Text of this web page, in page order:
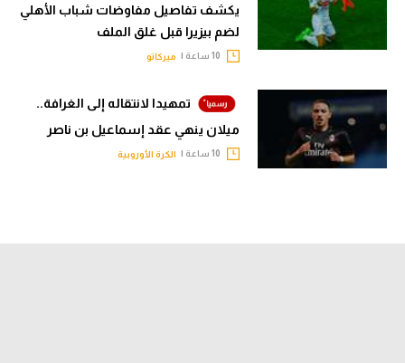
يكشف تفاصيل مفاوضات شباب الأهلي
لضم بيزيرا قبل غلق الملف
ميركاتو
تمهيدا لانتقاله إلى الغرافة..
ميلان ينهي عقد إسماعيل بن ناصر
الكرة الأوروبية